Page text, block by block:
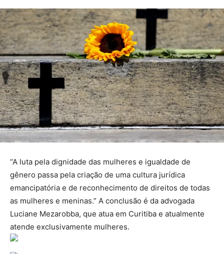
“A luta pela dignidade das mulheres e igualdade de
gênero passa pela criação de uma cultura jurídica
emancipatória e de reconhecimento de direitos de todas
as mulheres e meninas.” A conclusão é da advogada
Luciane Mezarobba, que atua em Curitiba e atualmente
atende exclusivamente mulheres.